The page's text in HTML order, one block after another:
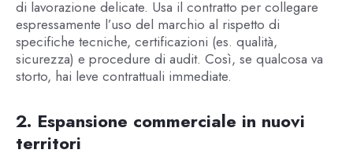
di lavorazione delicate. Usa il contratto per collegare
espressamente l’uso del marchio al rispetto di
specifiche tecniche, certificazioni (es. qualità,
sicurezza) e procedure di audit. Così, se qualcosa va
storto, hai leve contrattuali immediate.
2. Espansione commerciale in nuovi
territori